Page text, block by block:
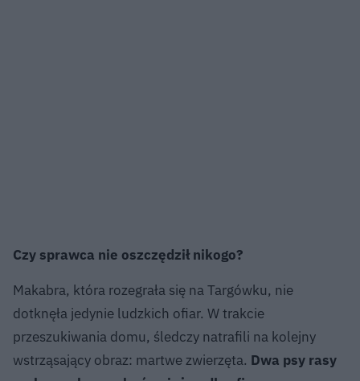
Czy sprawca nie oszczędził nikogo?
Makabra, która rozegrała się na Targówku, nie
dotknęła jedynie ludzkich ofiar. W trakcie
przeszukiwania domu, śledczy natrafili na kolejny
wstrząsający obraz: martwe zwierzęta. Dwa psy rasy